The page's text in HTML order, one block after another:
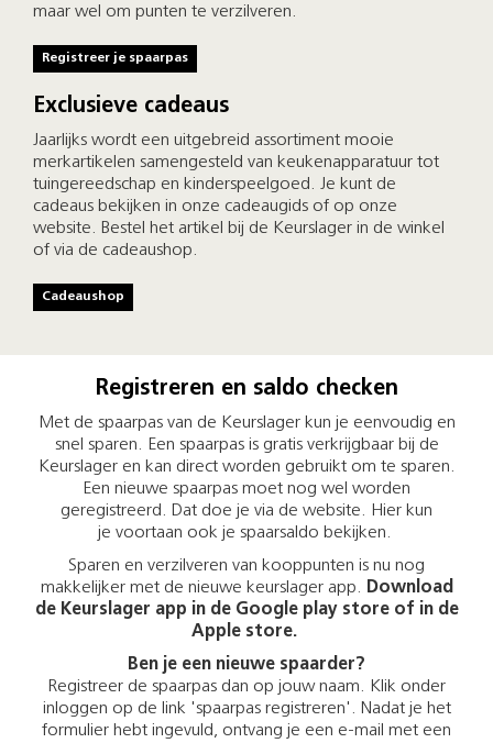
maar wel om punten te verzilveren.
Registreer je spaarpas
Exclusieve cadeaus
Jaarlijks wordt een uitgebreid assortiment mooie
merkartikelen samengesteld van keukenapparatuur tot
tuingereedschap en kinderspeelgoed. Je kunt de
cadeaus bekijken in onze cadeaugids of op onze
website. Bestel het artikel bij de Keurslager in de winkel
of via de cadeaushop.
Cadeaushop
Registreren en saldo checken
Met de spaarpas van de Keurslager kun je eenvoudig en
snel sparen. Een spaarpas is gratis verkrijgbaar bij de
Keurslager en kan direct worden gebruikt om te sparen.
Een nieuwe spaarpas moet nog wel worden
geregistreerd. Dat doe je via de website. Hier kun
je voortaan ook je spaarsaldo bekijken.
Sparen en verzilveren van kooppunten is nu nog
makkelijker met de nieuwe keurslager app. Download
de Keurslager app in de Google play store of in de
Apple store.
Ben je een nieuwe spaarder?
Registreer de spaarpas dan op jouw naam. Klik onder
inloggen op de link 'spaarpas registreren'. Nadat je het
formulier hebt ingevuld, ontvang je een e-mail met een